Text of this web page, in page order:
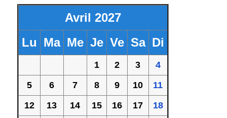
Avril 2027
Lu Ma Me Je Ve Sa Di
1 2 3
4
5
6 7 8 9 10
11
12
13 14 15 16 17
18